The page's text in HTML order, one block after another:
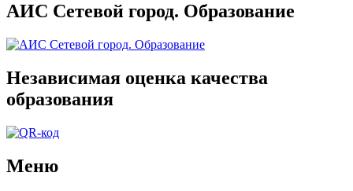
АИС Сетевой город. Образование
Независимая оценка качества
образования
Меню